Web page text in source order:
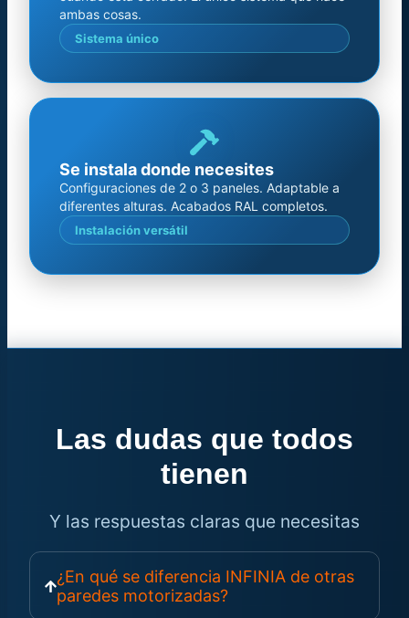
ambas cosas.
Sistema único
Se instala donde necesites
Configuraciones de 2 o 3 paneles. Adaptable a
diferentes alturas. Acabados RAL completos.
Instalación versátil
Las dudas que todos
tienen
Y las respuestas claras que necesitas
¿En qué se diferencia INFINIA de otras
paredes motorizadas?